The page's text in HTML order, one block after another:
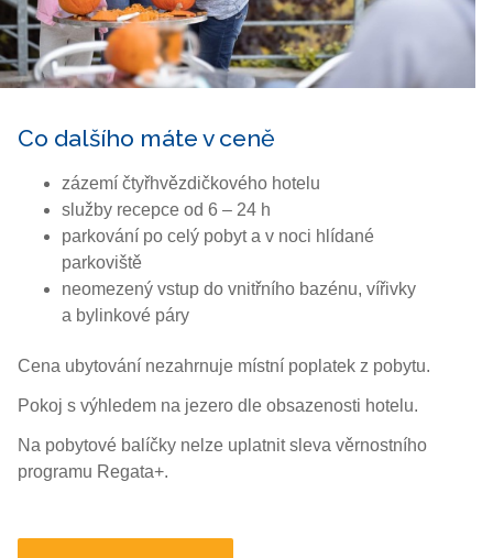
Co dalšího máte v ceně
zázemí čtyřhvězdičkového hotelu
služby recepce od 6 – 24 h
parkování po celý pobyt a v noci hlídané
parkoviště
neomezený vstup do vnitřního bazénu, vířivky
a bylinkové páry
Cena ubytování nezahrnuje místní poplatek z pobytu.
Pokoj s výhledem na jezero dle obsazenosti hotelu.
Na pobytové balíčky nelze uplatnit sleva věrnostního
programu Regata+.